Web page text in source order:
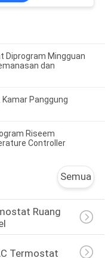
Diprogram Mingguan
dan
Panggung
Riseem
Controller
Semua
Ruang
Termostat